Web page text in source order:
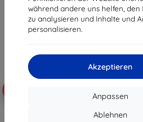
während andere uns helfen,
zu analysieren und Inhalte und
personalisieren.
Akzeptieren
Anpassen
Ablehnen
56,91 €
51,22 €